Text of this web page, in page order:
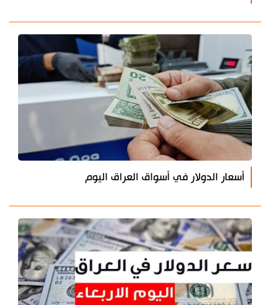
أسعار الدولار في أسواق العراق اليوم